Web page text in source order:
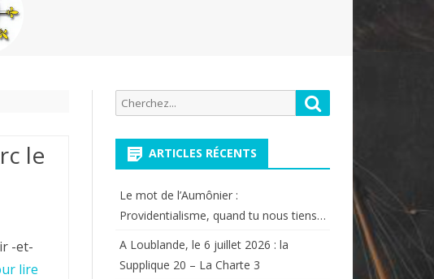
le
-et-
lire
Recherche
pour:
ARTICLES RÉCENTS
Le mot de l’Aumônier :
Providentialisme, quand tu nous tiens…
A Loublande, le 6 juillet 2026 : la
Supplique 20 – La Charte 3